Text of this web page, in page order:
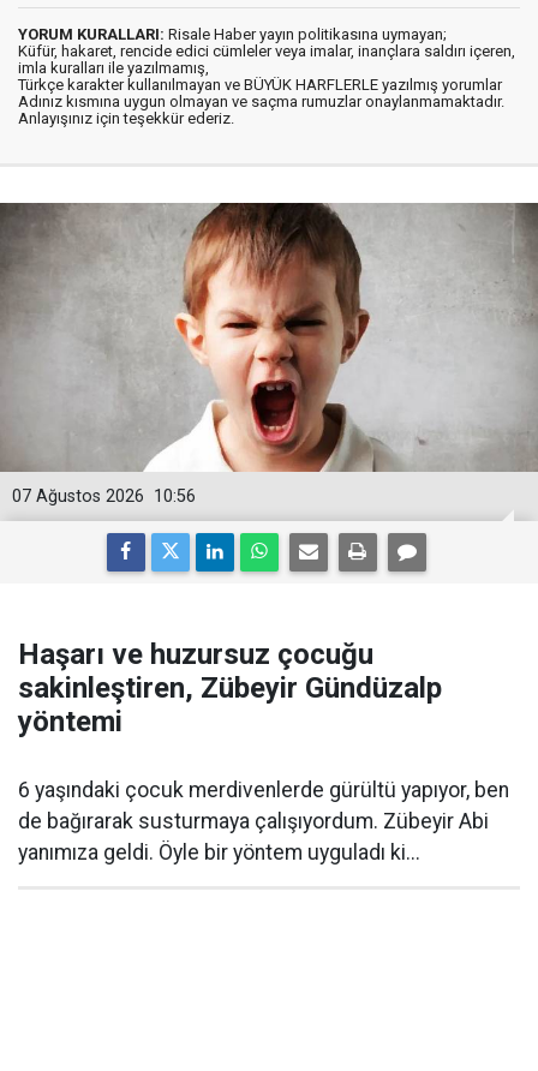
YORUM KURALLARI: Risale Haber yayın politikasına uymayan;
Küfür, hakaret, rencide edici cümleler veya imalar, inançlara saldırı içeren,
imla kuralları ile yazılmamış,
Türkçe karakter kullanılmayan ve BÜYÜK HARFLERLE yazılmış yorumlar
Adınız kısmına uygun olmayan ve saçma rumuzlar onaylanmamaktadır.
Anlayışınız için teşekkür ederiz.
10:56
07 Ağustos 2026
Haşarı ve huzursuz çocuğu
sakinleştiren, Zübeyir Gündüzalp
yöntemi
6 yaşındaki çocuk merdivenlerde gürültü yapıyor, ben
de bağırarak susturmaya çalışıyordum. Zübeyir Abi
yanımıza geldi. Öyle bir yöntem uyguladı ki...